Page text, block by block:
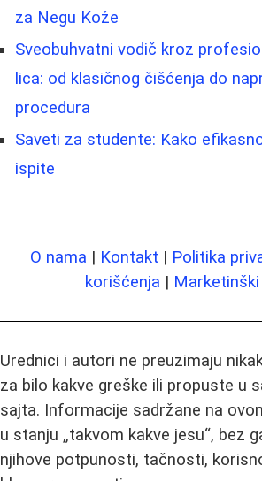
za Negu Kože
Sveobuhvatni vodič kroz
lica: od klasičnog čišćenja do
procedura
Saveti za studente: Kako
ispite
O nama | Kontakt | Politika
korišćenja |
Urednici i autori ne preuzimaju
za bilo kakve greške ili propuste u
sajta. Informacije sadržane na
u stanju „takvom kakve jesu“, bez
njihove potpunosti, tačnosti,